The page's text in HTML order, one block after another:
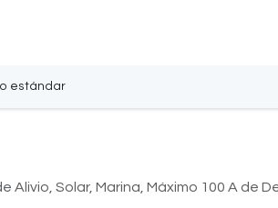
estándar
Solar, Marina, Máximo 100 A de